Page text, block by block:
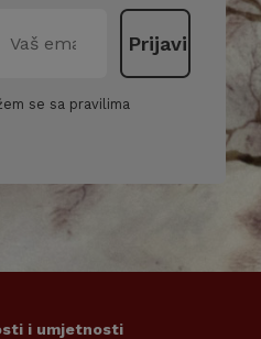
se sa pravilima
i umjetnosti